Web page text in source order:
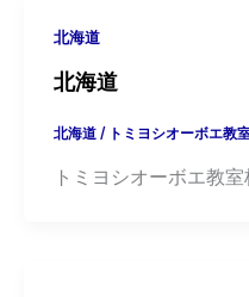
北海道
北海道
北海道/ トミヨシオーボエ教
トミヨシオーボエ教